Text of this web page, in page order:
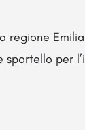
regione
sportello per